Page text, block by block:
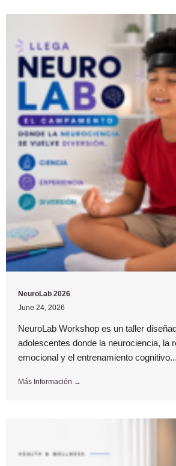
NeuroLab 2026
June 24, 2026
NeuroLab Workshop es un taller
adolescentes donde la neurociencia, la
emocional y el entrenamiento cognitivo...
Más Información →